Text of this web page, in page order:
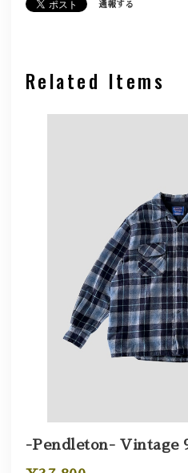
通報する
Related Items
-Pendleton- Vintage